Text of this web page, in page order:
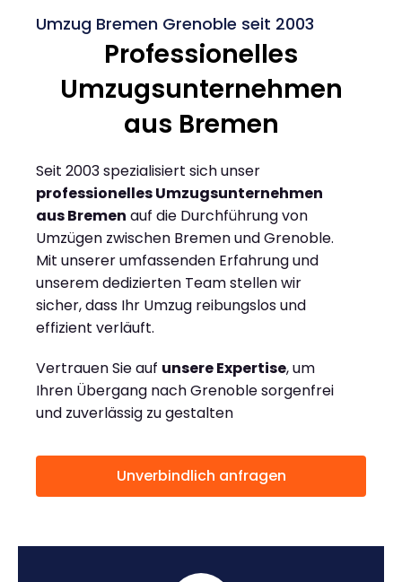
Umzug Bremen Grenoble seit 2003
Professionelles
Umzugsunternehmen
aus Bremen
Seit 2003 spezialisiert sich unser
professionelles Umzugsunternehmen
aus Bremen auf die Durchführung von
Umzügen zwischen Bremen und Grenoble.
Mit unserer umfassenden Erfahrung und
unserem dedizierten Team stellen wir
sicher, dass Ihr Umzug reibungslos und
effizient verläuft.
Vertrauen Sie auf unsere Expertise, um
Ihren Übergang nach Grenoble sorgenfrei
und zuverlässig zu gestalten
Unverbindlich anfragen